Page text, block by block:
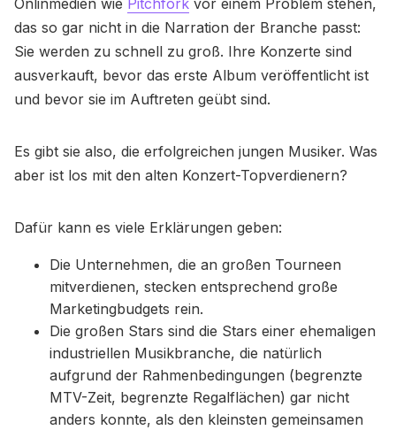
Onlinmedien wie Pitchfork vor einem Problem stehen,
das so gar nicht in die Narration der Branche passt:
Sie werden zu schnell zu groß. Ihre Konzerte sind
ausverkauft, bevor das erste Album veröffentlicht ist
und bevor sie im Auftreten geübt sind.
Es gibt sie also, die erfolgreichen jungen Musiker. Was
aber ist los mit den alten Konzert-Topverdienern?
Dafür kann es viele Erklärungen geben:
Die Unternehmen, die an großen Tourneen
mitverdienen, stecken entsprechend große
Marketingbudgets rein.
Die großen Stars sind die Stars einer ehemaligen
industriellen Musikbranche, die natürlich
aufgrund der Rahmenbedingungen (begrenzte
MTV-Zeit, begrenzte Regalflächen) gar nicht
anders konnte, als den kleinsten gemeinsamen